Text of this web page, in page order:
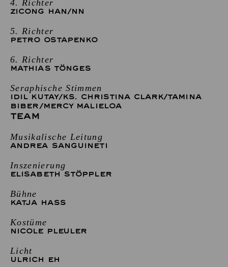
4. Richter
ZICONG HAN/NN
5. Richter
PETRO OSTAPENKO
6. Richter
MATHIAS TÖNGES
Seraphische Stimmen
IDIL KUTAY/KS. CHRISTINA CLARK/TAMINA
BIBER/MERCY MALIELOA
TEAM
Musikalische Leitung
ANDREA SANGUINETI
Inszenierung
ELISABETH STÖPPLER
Bühne
KATJA HASS
Kostüme
NICOLE PLEULER
Licht
ULRICH EH